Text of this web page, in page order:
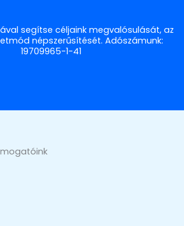
ával segítse céljaink megvalósulását, az
népszerűsítését. Adószámunk:
19709965-1-41